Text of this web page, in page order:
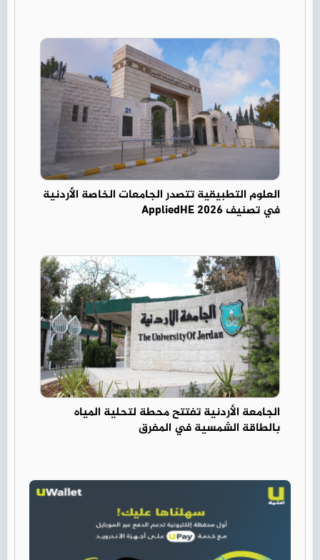
العلوم التطبيقية تتصدر الجامعات الخاصة الأردنية
في تصنيف AppliedHE 2026
الجامعة الأردنية تفتتح محطة لتحلية المياه
بالطاقة الشمسية في المفرق